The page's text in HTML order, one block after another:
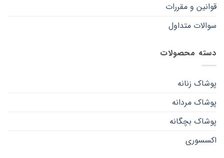
قوانین و مقررات
سوالات متداول
دسته محصولات
پوشاک زنانه
پوشاک مردانه
پوشاک بچگانه
اکسسوری